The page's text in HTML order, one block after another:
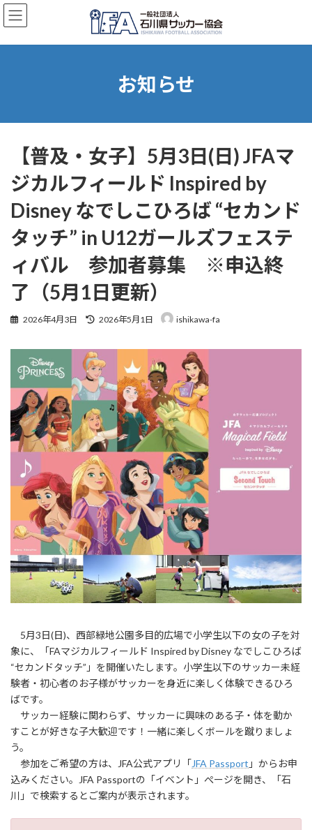
コ
ン
ン
ナ
ビ
ー
お知らせ
【普及・女子】5月3日(日) JFAマ
ジカルフィールド Inspired by
Disney なでしこひろば “セカンド
タッチ” in U12ガールズフェステ
ィバル 参加者募集 ※申込終
了（5月1日更新）
2026年4月3日
最
新
日
時
:
2026年5月1日 ishikawa-fa
5月3日(日)、西部緑地公園多目的広場で小学生以下の女の子を対
象に、「FAマジカルフィールド Inspired by Disney なでしこひろば
“セカンドタッチ”」を開催いたします。小学生以下のサッカー未経
験者・初心者のお子様がサッカーを身近に楽しく体験できるひろ
ばです。
サッカー経験に関わらず、サッカーに興味のある子・体を動か
すことが好きな子大歓迎です！一緒に楽しくボールを蹴りましょ
う。
参加をご希望の方は、JFA公式アプリ「JFA Passport 」からお申
込みください。JFA Passportの「イベント」ぺージを開き、「石
川」で検索するとご案内が表示されます。